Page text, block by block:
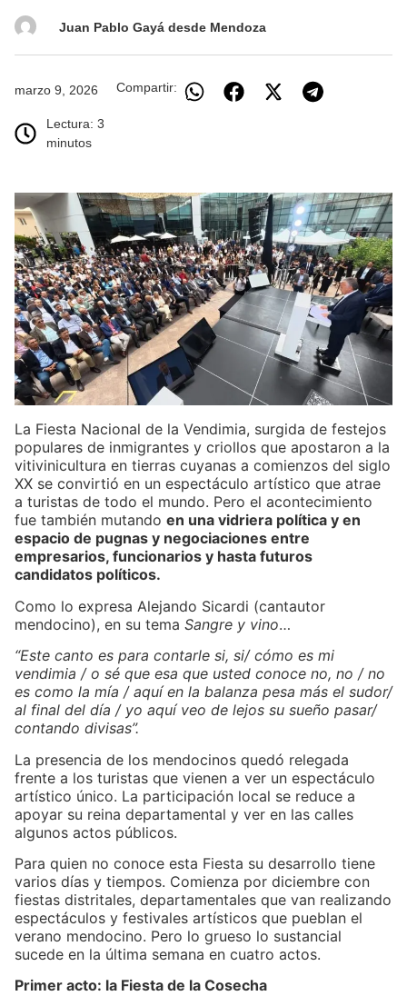
Juan Pablo Gayá desde Mendoza
marzo 9, 2026
Lectura: 3
minutos
Compartir:
La Fiesta Nacional de la Vendimia, surgida de festejos
populares de inmigrantes y criollos que apostaron a la
vitivinicultura en tierras cuyanas a comienzos del siglo
XX se convirtió en un espectáculo artístico que atrae
a turistas de todo el mundo. Pero el acontecimiento
fue también mutando en una vidriera política y en
espacio de pugnas y negociaciones entre
empresarios, funcionarios y hasta futuros
candidatos políticos.
Como lo expresa Alejando Sicardi (cantautor
mendocino), en su tema Sangre y vino…
“Este canto es para contarle si, si/ cómo es mi
vendimia / o sé que esa que usted conoce no, no / no
es como la mía / aquí en la balanza pesa más el sudor/
al final del día / yo aquí veo de lejos su sueño pasar/
contando divisas”.
La presencia de los mendocinos quedó relegada
frente a los turistas que vienen a ver un espectáculo
artístico único. La participación local se reduce a
apoyar su reina departamental y ver en las calles
algunos actos públicos.
Para quien no conoce esta Fiesta su desarrollo tiene
varios días y tiempos. Comienza por diciembre con
fiestas distritales, departamentales que van realizando
espectáculos y festivales artísticos que pueblan el
verano mendocino. Pero lo grueso lo sustancial
sucede en la última semana en cuatro actos.
Primer acto: la Fiesta de la Cosecha